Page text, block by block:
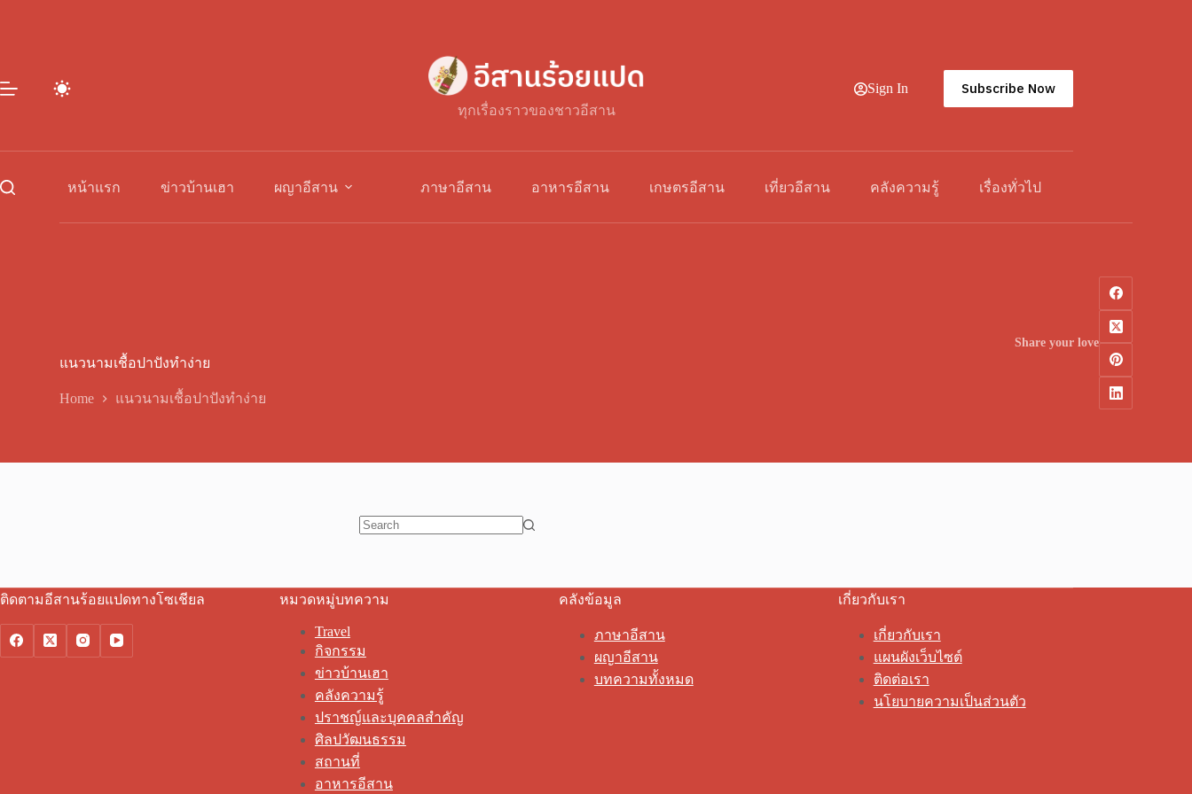
ทุกเรื่องราวของชาวอีสาน
Sign In Subscribe Now
หน้าแรก ข่าวบ้านเฮา ผญาอีสาน ภาษาอีสาน อาหารอีสาน เกษตรอีสาน เที่ยวอีสาน คลังความรู้ เรื่องทั่วไป
แนวนามเชื้อปาปังทำง่าย
Home แนวนามเชื้อปาปังทำง่าย
Share your love
ติดตามอีสานร้อยแปดทางโซเชียล หมวดหมู่บทความ
Travel
กิจกรรม
ข่าวบ้านเฮา
คลังความรู้
ปราชญ์และบุคคลสำคัญ
ศิลปวัฒนธรรม
สถานที่
อาหารอีสาน
คลังข้อมูล
ภาษาอีสาน
ผญาอีสาน
บทความทั้งหมด
เกี่ยวกับเรา
เกี่ยวกับเรา
แผนผังเว็บไซต์
ติดต่อเรา
นโยบายความเป็นส่วนตัว